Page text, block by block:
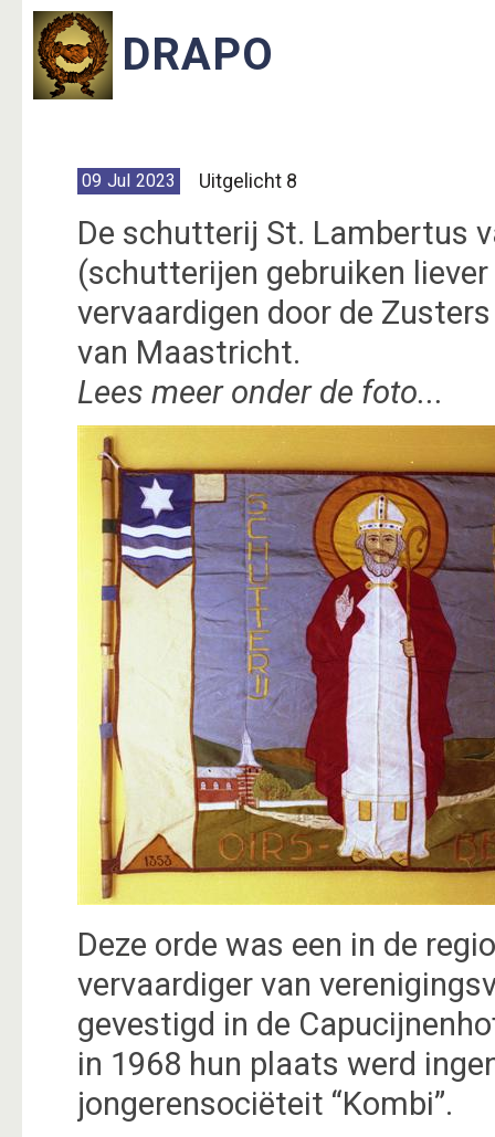
09 Jul 2023 Uitgelicht 8
De schutterij St. Lambertus
(schutterijen gebruiken
vervaardigen door de
van Maastricht.
Lees meer onder de foto...
Deze orde was een in de
vervaardiger van
gevestigd in de
in 1968 hun plaats werd
jongerensociëteit “Kombi”.